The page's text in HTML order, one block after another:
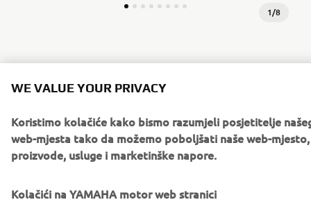
1/8
Naš set za državne službe je modularan i može se
prilagoditi vašim lokalnim zahtjevima. Obratite se svom
informirali o mogućnostima.
Preuzimanja
WE VALUE YOUR PRIVACY
Koristimo kolačiće kako bismo razumjeli posjetitelje
web-mjesta tako da možemo poboljšati naše web-mjesto,
proizvode, usluge i marketinške napore.
Kolačići na YAMAHA motor web stranici